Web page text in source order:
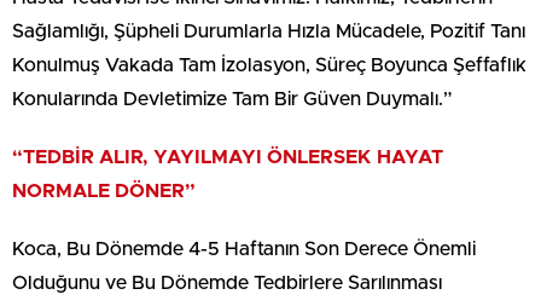
Sağlamlığı, Şüpheli Durumlarla Hızla Mücadele, Pozitif Tanı
Konulmuş Vakada Tam İzolasyon, Süreç Boyunca Şeffaflık
Konularında Devletimize Tam Bir Güven Duymalı.”
“TEDBİR ALIR, YAYILMAYI ÖNLERSEK HAYAT
NORMALE DÖNER”
Koca, Bu Dönemde 4-5 Haftanın Son Derece Önemli
Olduğunu ve Bu Dönemde Tedbirlere Sarılınması